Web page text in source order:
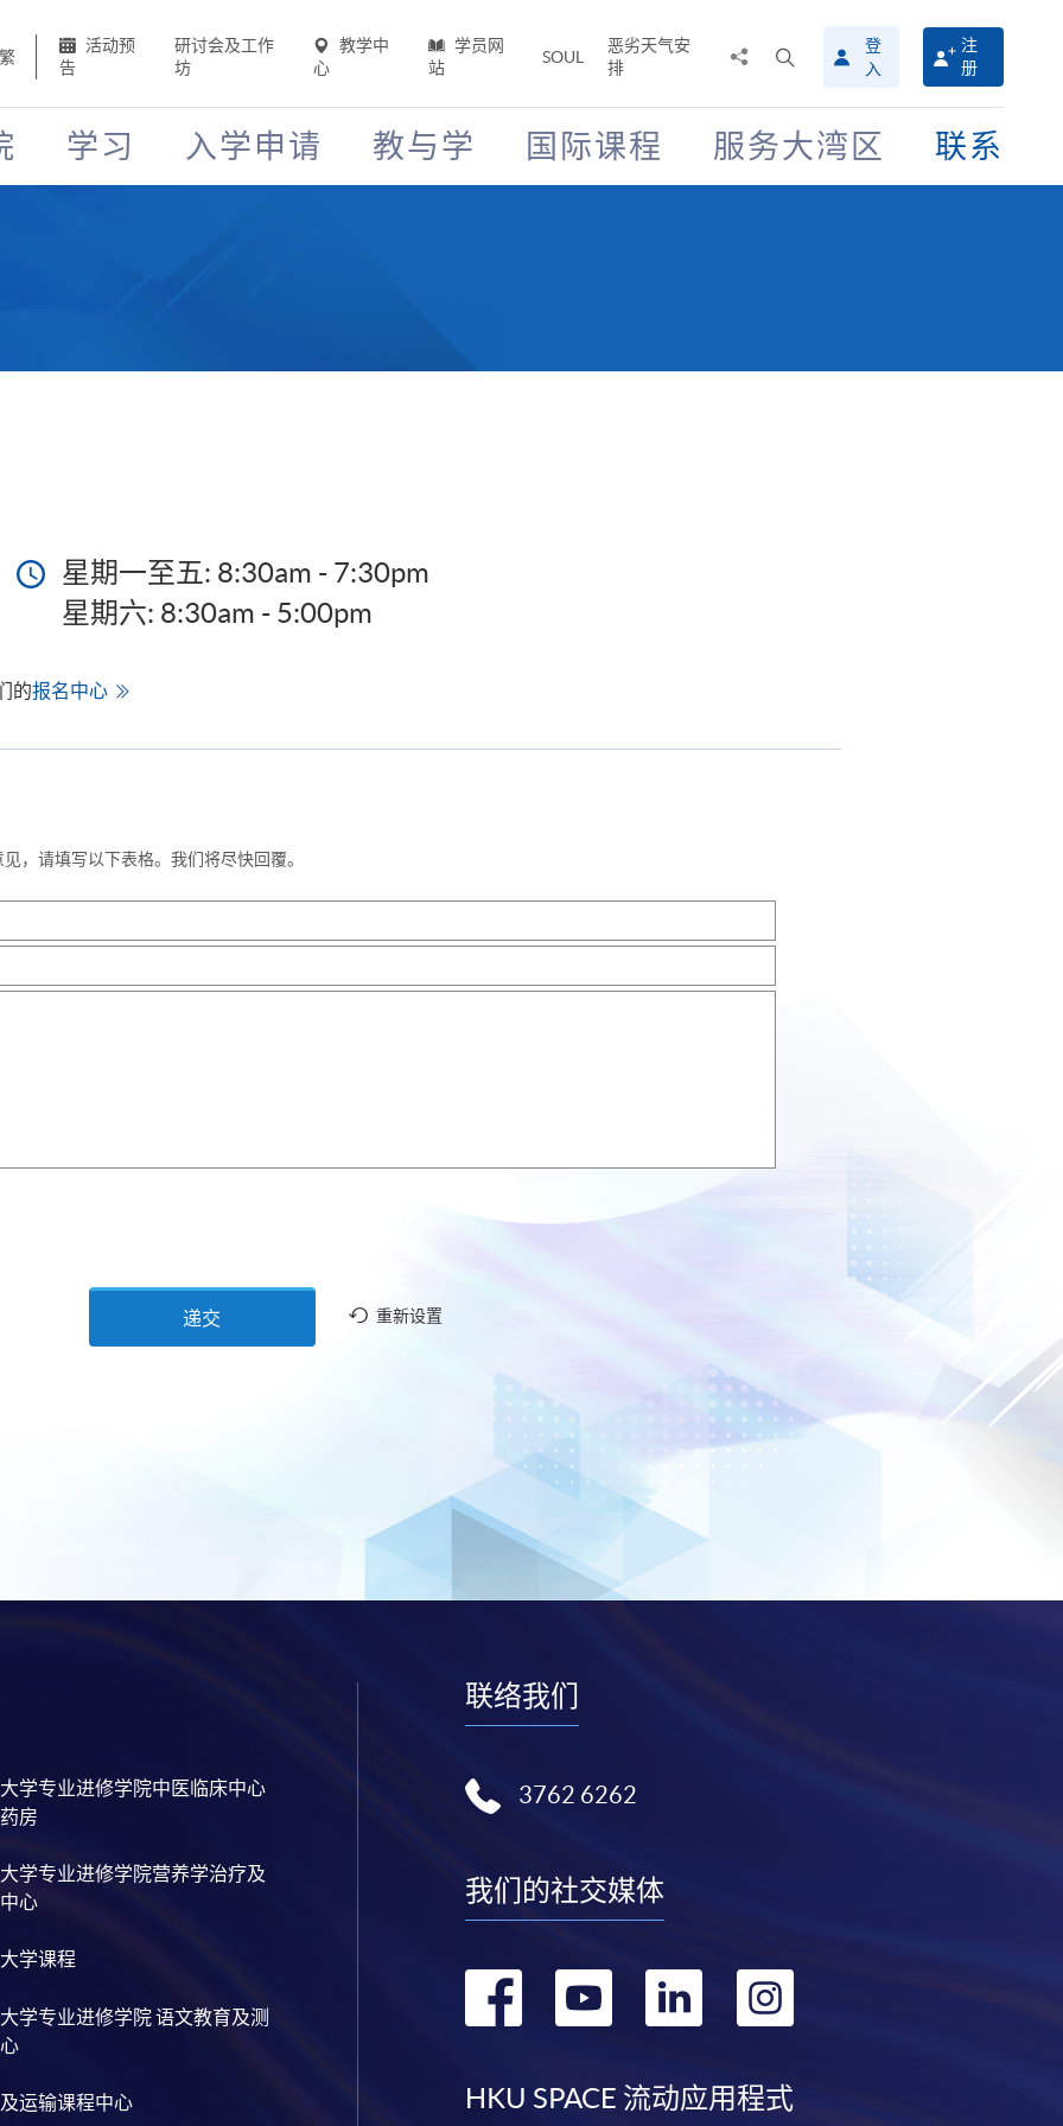
繁
活动预
告
研讨会及工作
坊
教学中
心
学员网
站
SOUL
恶劣天气安
排
搜
寻
介
面
登
入
注
册
学习 入学申请 教与学 国际课程 服务大湾区 联系
星期一至五: 8:30am - 7:30pm
星期六: 8:30am - 5:00pm
的报名中心
，请填写以下表格。我们将尽快回覆。
递交 重新设置
学专业进修学院中医临床中心
房
学专业进修学院营养学治疗及
心
学课程
学专业进修学院 语文教育及测
运输课程中心
联络我们
3762 6262
我们的社交媒体
转
facebook
转
youtube
转
linkedin
转
instagram
HKU SPACE 流动应用程式